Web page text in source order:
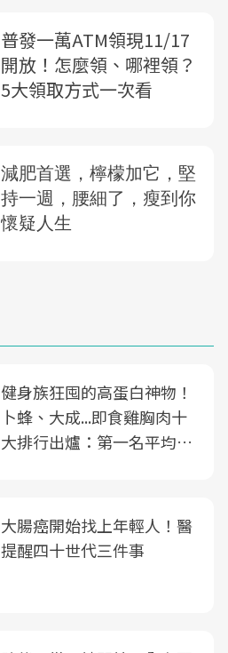
普發一萬ATM領現11/17
開放！怎麼領、哪裡領？
5大領取方式一次看
健身族狂囤的高蛋白神物！
卜蜂、大成...即食雞胸肉十
大排行出爐：第一名平均一
大腸癌開始找上年輕人！醫
提醒四十世代三件事